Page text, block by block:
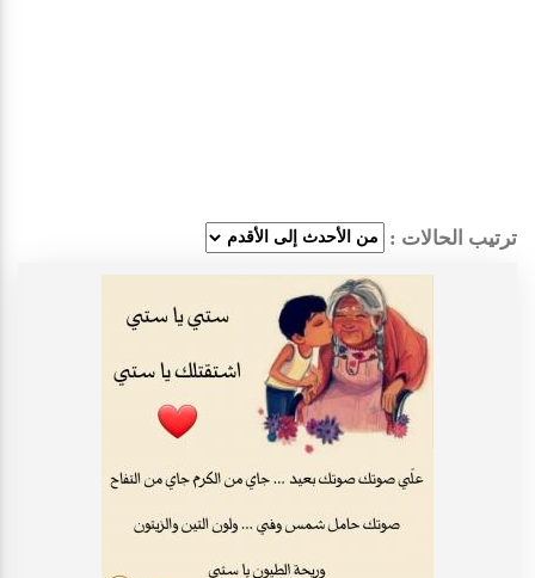
ترتيب الحالات :